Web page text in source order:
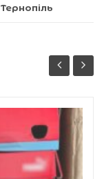
Тернопіль